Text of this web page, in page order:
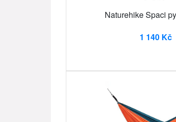
Naturehike Spaci
1 140 Kč